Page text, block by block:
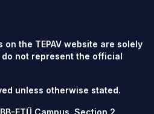
the TEPAV website are solely
not represent the official
unless otherwise stated.
ETÜ Campus, Section 2,